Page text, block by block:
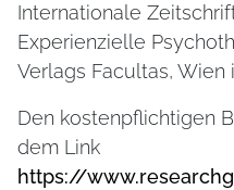
Internationale
Experienzielle
Verlags Facultas, Wien
Den kostenpflichtigen
dem Link
https://